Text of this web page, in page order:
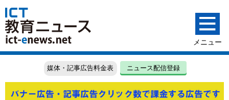
媒体・記事広告料金表 ニュース配信登録